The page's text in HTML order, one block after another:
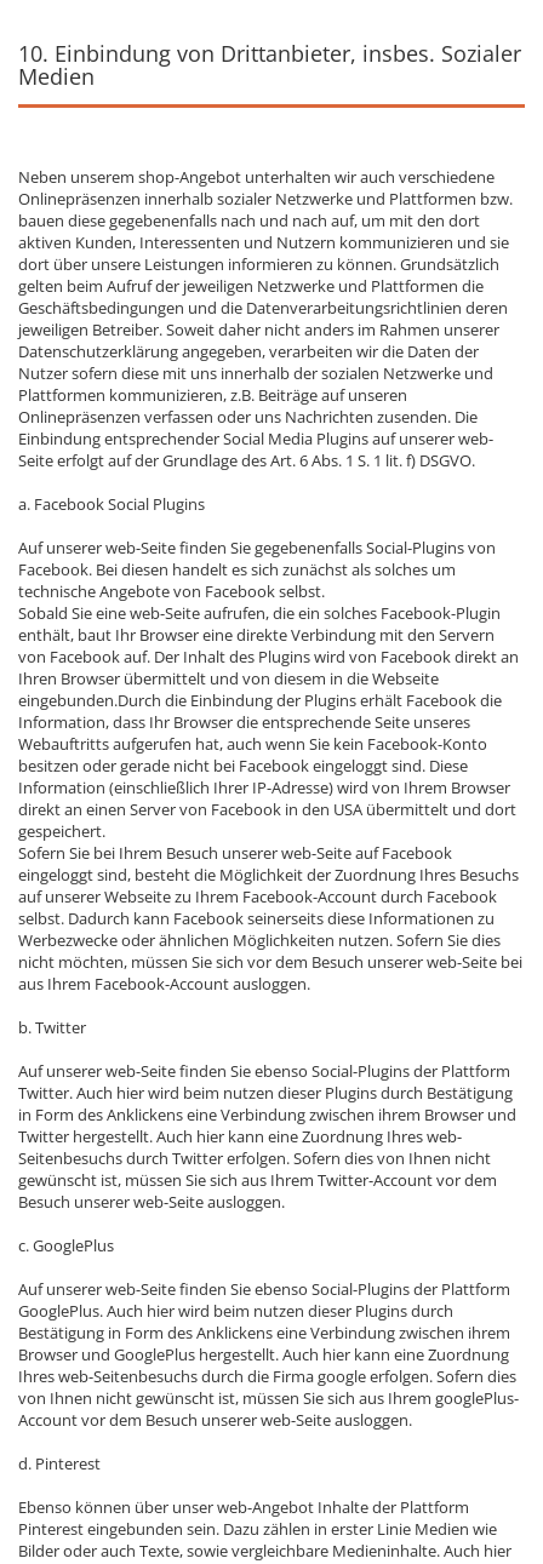
10. Einbindung von Drittanbieter, insbes. Sozialer
Medien
Neben unserem shop-Angebot unterhalten wir auch verschiedene
Onlinepräsenzen innerhalb sozialer Netzwerke und Plattformen bzw.
bauen diese gegebenenfalls nach und nach auf, um mit den dort
aktiven Kunden, Interessenten und Nutzern kommunizieren und sie
dort über unsere Leistungen informieren zu können. Grundsätzlich
gelten beim Aufruf der jeweiligen Netzwerke und Plattformen die
Geschäftsbedingungen und die Datenverarbeitungsrichtlinien deren
jeweiligen Betreiber. Soweit daher nicht anders im Rahmen unserer
Datenschutzerklärung angegeben, verarbeiten wir die Daten der
Nutzer sofern diese mit uns innerhalb der sozialen Netzwerke und
Plattformen kommunizieren, z.B. Beiträge auf unseren
Onlinepräsenzen verfassen oder uns Nachrichten zusenden. Die
Einbindung entsprechender Social Media Plugins auf unserer web-
Seite erfolgt auf der Grundlage des Art. 6 Abs. 1 S. 1 lit. f) DSGVO.
a. Facebook Social Plugins
Auf unserer web-Seite finden Sie gegebenenfalls Social-Plugins von
Facebook. Bei diesen handelt es sich zunächst als solches um
technische Angebote von Facebook selbst.
Sobald Sie eine web-Seite aufrufen, die ein solches Facebook-Plugin
enthält, baut Ihr Browser eine direkte Verbindung mit den Servern
von Facebook auf. Der Inhalt des Plugins wird von Facebook direkt an
Ihren Browser übermittelt und von diesem in die Webseite
eingebunden.Durch die Einbindung der Plugins erhält Facebook die
Information, dass Ihr Browser die entsprechende Seite unseres
Webauftritts aufgerufen hat, auch wenn Sie kein Facebook-Konto
besitzen oder gerade nicht bei Facebook eingeloggt sind. Diese
Information (einschließlich Ihrer IP-Adresse) wird von Ihrem Browser
direkt an einen Server von Facebook in den USA übermittelt und dort
gespeichert.
Sofern Sie bei Ihrem Besuch unserer web-Seite auf Facebook
eingeloggt sind, besteht die Möglichkeit der Zuordnung Ihres Besuchs
auf unserer Webseite zu Ihrem Facebook-Account durch Facebook
selbst. Dadurch kann Facebook seinerseits diese Informationen zu
Werbezwecke oder ähnlichen Möglichkeiten nutzen. Sofern Sie dies
nicht möchten, müssen Sie sich vor dem Besuch unserer web-Seite bei
aus Ihrem Facebook-Account ausloggen.
b. Twitter
Auf unserer web-Seite finden Sie ebenso Social-Plugins der Plattform
Twitter. Auch hier wird beim nutzen dieser Plugins durch Bestätigung
in Form des Anklickens eine Verbindung zwischen ihrem Browser und
Twitter hergestellt. Auch hier kann eine Zuordnung Ihres web-
Seitenbesuchs durch Twitter erfolgen. Sofern dies von Ihnen nicht
gewünscht ist, müssen Sie sich aus Ihrem Twitter-Account vor dem
Besuch unserer web-Seite ausloggen.
c. GooglePlus
Auf unserer web-Seite finden Sie ebenso Social-Plugins der Plattform
GooglePlus. Auch hier wird beim nutzen dieser Plugins durch
Bestätigung in Form des Anklickens eine Verbindung zwischen ihrem
Browser und GooglePlus hergestellt. Auch hier kann eine Zuordnung
Ihres web-Seitenbesuchs durch die Firma google erfolgen. Sofern dies
von Ihnen nicht gewünscht ist, müssen Sie sich aus Ihrem googlePlus-
Account vor dem Besuch unserer web-Seite ausloggen.
d. Pinterest
Ebenso können über unser web-Angebot Inhalte der Plattform
Pinterest eingebunden sein. Dazu zählen in erster Linie Medien wie
Bilder oder auch Texte, sowie vergleichbare Medieninhalte. Auch hier